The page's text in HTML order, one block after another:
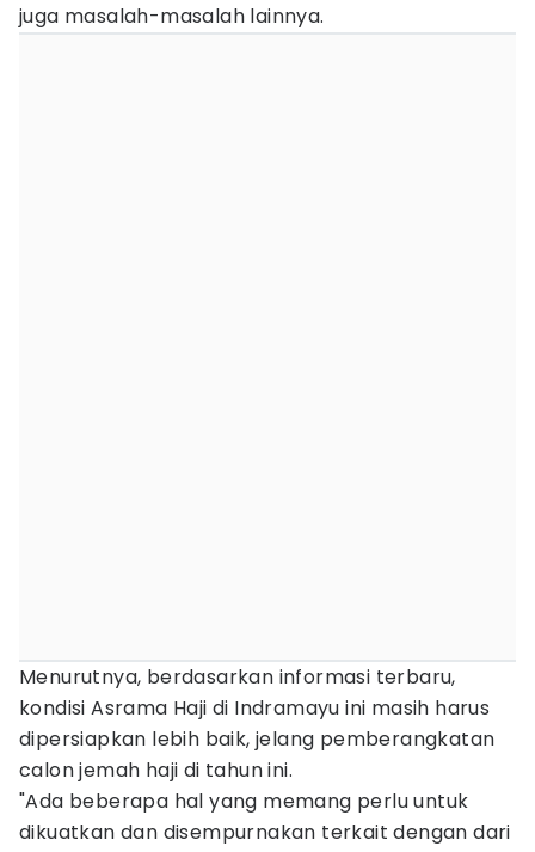
juga masalah-masalah lainnya.
Menurutnya, berdasarkan informasi terbaru,
kondisi Asrama Haji di Indramayu ini masih harus
dipersiapkan lebih baik, jelang pemberangkatan
calon jemah haji di tahun ini.
"Ada beberapa hal yang memang perlu untuk
dikuatkan dan disempurnakan terkait dengan dari